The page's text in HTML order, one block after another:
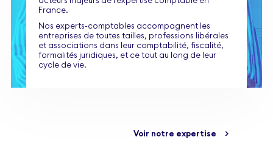
France.
Nos experts-comptables accompagnent les
entreprises de toutes tailles, professions libérales
et associations dans leur comptabilité, fiscalité,
formalités juridiques, et ce tout au long de leur
cycle de vie.
Voir notre expertise >